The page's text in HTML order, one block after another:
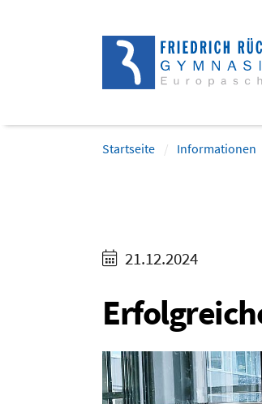
Startseite Informationen
21.12.2024